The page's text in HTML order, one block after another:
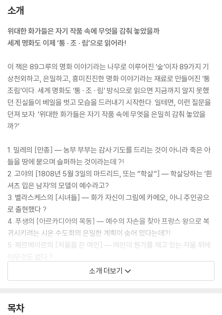
소개
위대한 화가들은 자기 작품 속에 무엇을 감춰 놓았을까
세계 명화도 이제 ‘통 · 조 · 림’으로 읽어라!
이 책은 89그루의 명화 이야기라는 나무로 이루어진 ‘숲’이자 89가지 기
상천외하고, 은밀하고, 흥미진진한 명화 이야기라는 재료로 만들어진 ‘통
조림’이다. 세계 명화도 ‘통 · 조 · 림’ 방식으로 읽으면 지금까지 알지 못했
던 진실들이 베일을 벗고 모습을 드러내기 시작한다. 일테면, 이런 질문을
던져 보자. ‘위대한 화가들은 자기 작품 속에 무엇을 은밀히 감춰 놓았을
까?’
1. 밀레의 [만종] ― 농부 부부는 감사 기도를 드리는 것이 아니라 죽은 아
들을 땅에 묻으며 슬퍼하는 것이라는데 ?!
2. 고야의 [1808년 5월 3일의 마드리드, 또는 “학살”] ― 학살당하는 ‘흰
셔츠 입은 남자’의 모델이 예수라고?
3. 벨라스케스의 [시녀들] ― 화가 자신이 그림에 카메오, 아니 주인공으
로 출현했다 ?
4. 푸생의 [아르카디아의 목동] ― 예수의 자손을 찾아 프랑스 왕으로 복
귀시키려는 시온 수도회의 은밀한 계획이 숨어 있다는데?!
5. 페르메이르의 [저울을 든 여인] ― 여인이 뭔가를 재고 있는 저울 위에
아무것도 없다 ?
6. 에이크의 [아르놀피니 부부의 초상] ― 단순한 그림이 아니라 ‘결혼 증
명서’였다고?
8. 루소의 [나, 초상 ― 풍경] ― 재혼한 아내의 이름 밑에 감춰둔 여성의
소개 더보기
목차